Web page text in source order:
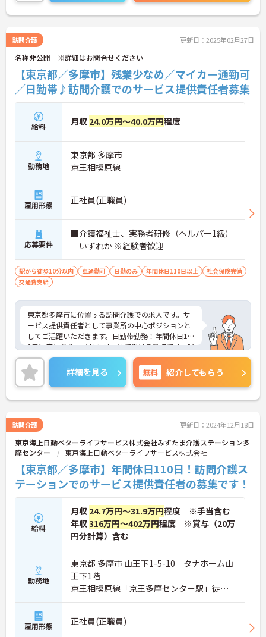
訪問介護 更新日：2025年02月27日
名称非公開 ※詳細はお問合せください
【東京都／多摩市】残業少なめ／マイカー通勤可
／日勤帯♪訪問介護でのサービス提供責任者募集
給料 月収 24.0万円～40.0万円程度
勤務地
東京都 多摩市
京王相模原線
雇用形態 正社員(正職員)
応募要件
■介護福祉士、実務者研修（ヘルパー1級）
いずれか ※経験者歓迎
駅から徒歩10分以内 車通勤可 日勤のみ 年間休日110日以上
社会保険完備
交通費支給
東京都多摩市に位置する訪問介護での求人です。サ
ービス提供責任者として事業所の中心ポジションと
してご活躍いただきます。日勤帯勤務！年間休日12
0日程度とあり、メリハリつけて働ける環境です。駐
車場完備でマイカー通勤も可能です！
ご興味のある方は、お気軽にお問い合わせくださ
い。
詳細を見る 無料 紹介してもらう
訪問介護 更新日：2024年12月18日
東京海上日動ベターライフサービス株式会社みずたま介護ステーション多
摩センター
東京海上日動ベターライフサービス株式会社
【東京都／多摩市】年間休日110日！訪問介護ス
テーションでのサービス提供責任者の募集です！
給料
月収 24.7万円～31.9万円程度 ※手当含む
年収316万円～402万円程度 ※賞与（20万
円分計算）含む
勤務地
東京都 多摩市 山王下1-5-10 タナホーム山
王下1階
京王相模原線「京王多摩センター駅」徒歩6
分
雇用形態 正社員(正職員)